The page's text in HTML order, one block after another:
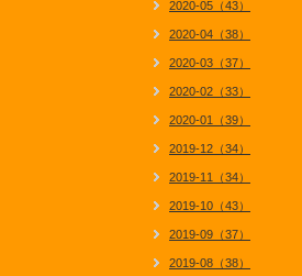
2020-05（43）
2020-04（38）
2020-03（37）
2020-02（33）
2020-01（39）
2019-12（34）
2019-11（34）
2019-10（43）
2019-09（37）
2019-08（38）